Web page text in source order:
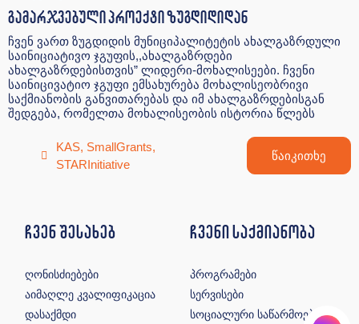
გამარჯვებული პროექტი ზუგდიდიდან
ჩვენ ვართ ზუგდიდის მუნიციპალიტეტის ახალგაზრდული
საინიციატივო ჯგუფის,,ახალგაზრდები
ახალგაზრდებისთვის” ლიდერი-მოხალისეები. ჩვენი
საინიცივატიო ჯგუფი ემსახურება მოხალისეობრივი
საქმიანობის განვითარებას და იმ ახალგაზრდებისგან
შედგება, რომელთა მოხალისეობის ისტორია წლებს
KAS, SmallGrants,
STARInitiative
წაიკითხე
ჩვენ შესახებ
ღონისძიებები
აიმაღლე კვალიფიკაცია
დასაქმდი
ჩვენი საქმიანობა
პროგრამები
სერვისები
სოციალური საწარმოები